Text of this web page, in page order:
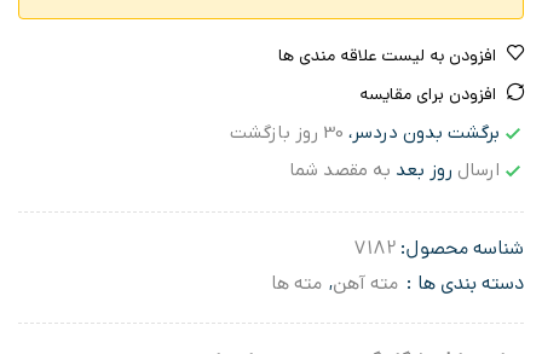
افزودن به لیست علاقه مندی ها
افزودن برای مقایسه
برگشت بدون دردسر،
ارسال روز بعد به مقصد شما
شناسه محصول: 7182
دسته بندی ها : مته آهن, مته ها